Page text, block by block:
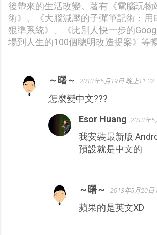
後帶來的生活改變。著有《電腦玩物
術》、《大腦減壓的子彈筆記術：用
狠準系統》、《比別人快一步的
場到人生的100個聰明改造提案》等
留
～曙～ 2013年5月19日 晚上11:22
怎麼變中文???
Esor Huang 2013年5
我安裝最新版
預設就是中文的
～曙～ 2013年5月20日
蘋果的是英文XD